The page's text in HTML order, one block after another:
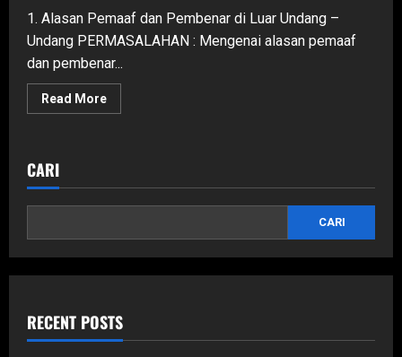
1. Alasan Pemaaf dan Pembenar di Luar Undang –
Undang PERMASALAHAN : Mengenai alasan pemaaf
dan pembenar...
Read MoreRead
more
Pidana
CARI
CARI
RECENT POSTS